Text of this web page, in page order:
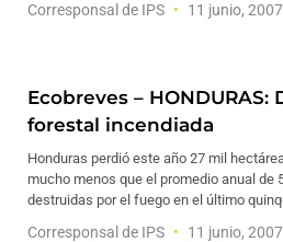
Corresponsal de IPS 11 junio, 2007
Ecobreves – HONDURAS:
forestal incendiada
Honduras perdió este año 27 mil
mucho menos que el promedio anual de
destruidas por el fuego en el último
Corresponsal de IPS 11 junio, 2007